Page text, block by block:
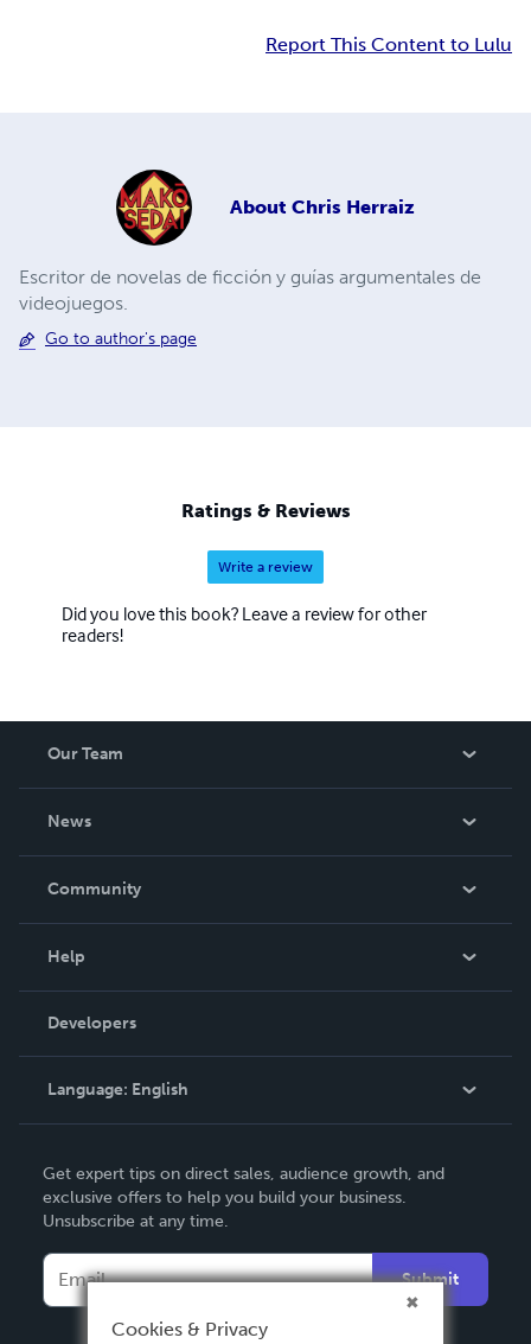
Report This Content to Lulu
About Chris Herraiz
Escritor de novelas de ficción y guías argumentales de
videojuegos.
Go to author's page
Ratings & Reviews
Write a review
Did you love this book? Leave a review for other
readers!
Our Team
News
In The News
Community
Podcast
Help
Order Lookup
Knowledge Base
Contact Support
Developers
Language: English
Deutsch
Français
Italiano
Español
Get expert tips on direct sales, audience growth, and
exclusive offers to help you build your business.
Unsubscribe at any time.
Submit
Cookies & Privacy